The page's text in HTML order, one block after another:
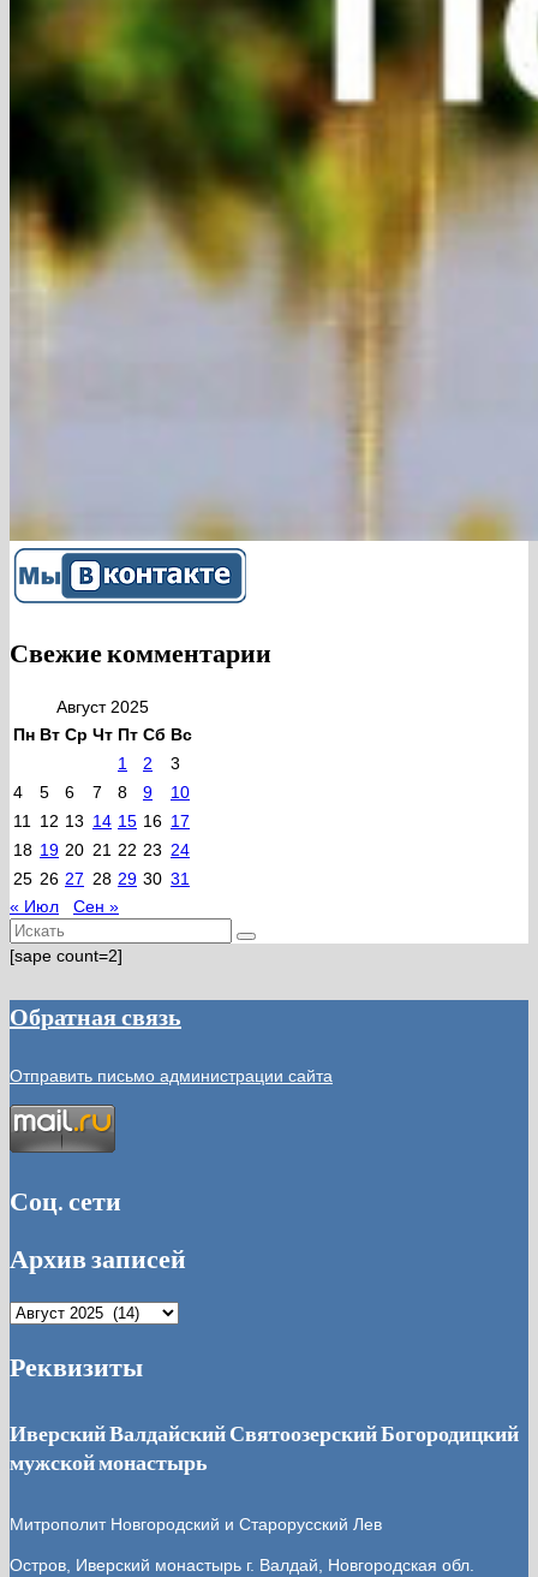
Свежие комментарии
Август 2025
Пн Вт Ср Чт Пт Сб Вс
1
2
3
4
5 6 7 8 9
10
11 12 13 14 15 16 17
18 19 20 21 22 23 24
25 26 27 28 29 30 31
« Июл
Сен »
Искать:
[sape count=2]
Обратная связь
Отправить письмо администрации сайта
Соц. сети
Архив записей
Архив
Реквизиты
Иверский Валдайский Святоозерский Богородицкий
мужской монастырь
Митрополит Новгородский и Старорусский Лев
Остров, Иверский монастырь г. Валдай, Новгородская обл.